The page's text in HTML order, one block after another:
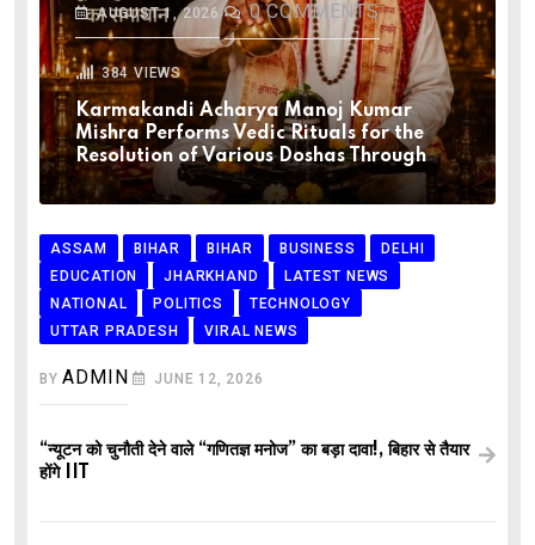
AUGUST 1, 2026 0COMMENTS
384 VIEWS
Karmakandi Acharya Manoj Kumar
Mishra Performs Vedic Rituals for the
Resolution of Various Doshas Through
ASSAM BIHAR BIHAR BUSINESS
DELHI
EDUCATION
JHARKHAND
LATEST NEWS
NATIONAL
POLITICS
TECHNOLOGY
UTTAR PRADESH
VIRAL NEWS
BYADMIN JUNE 12, 2026
“न्यूटन को चुनौती देने वाले “गणितज्ञ मनोज” का बड़ा दावा!, बिहार से तैयार
होंगे IIT